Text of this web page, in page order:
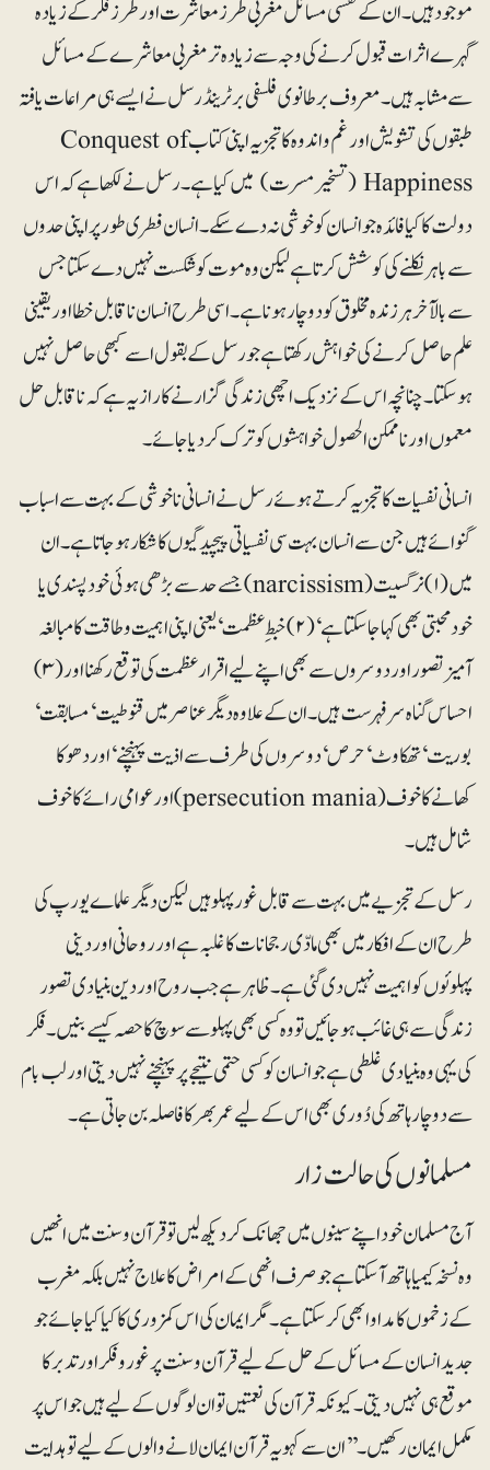
موجود ہیں۔ ان کے نفسی مسائل مغربی طرزمعاشرت اور طرزفکر کے زیادہ
گہرے اثرات قبول کرنے کی وجہ سے زیادہ تر مغربی معاشرے کے مسائل
سے مشابہ ہیں۔ معروف برطانوی فلسفی برٹرینڈرسل نے ایسے ہی مراعات یافتہ
طبقوں کی تشویش اور غم و اندوہ کا تجزیہ اپنی کتاب Conquest of
Happiness (تسخیر مسرت) میں کیا ہے۔ رسل نے لکھا ہے کہ اس
دولت کا کیا فائدہ جو انسان کو خوشی نہ دے سکے۔ انسان فطری طور پر اپنی حدوں
سے باہر نکلنے کی کوشش کرتاہے لیکن وہ موت کو شکست نہیں دے سکتا جس
سے بالآخر ہر زندہ مخلوق کو دوچار ہونا ہے۔ اسی طرح انسان ناقابل خطا اور یقینی
علم حاصل کرنے کی خواہش رکھتا ہے جو رسل کے بقول اسے کبھی حاصل نہیں
ہو سکتا۔ چنانچہ اس کے نزدیک اچھی زندگی گزارنے کا راز یہ ہے کہ ناقابل حل
معموں اور ناممکن الحصول خواہشوں کو ترک کر دیا جائے۔
انسانی نفسیات کا تجزیہ کرتے ہوئے رسل نے انسانی ناخوشی کے بہت سے اسباب
گنوائے ہیں جن سے انسان بہت سی نفسیاتی پیچیدگیوں کا شکار ہو جاتا ہے۔ ان
میں (۱) نرگسیت(narcissism) جسے حد سے بڑھی ہوئی خودپسندی یا
خود محبتی بھی کہا جاسکتا ہے‘ (۲) خبط ِ عظمت‘ یعنی اپنی اہمیت و طاقت کا مبالغہ
آمیز تصور اور دوسروں سے بھی اپنے لیے اقرار عظمت کی توقع رکھنا اور (۳)
احساس گناہ سرفہرست ہیں۔ ان کے علاوہ دیگر عناصر میں قنوطیت‘ مسابقت‘
بوریت‘ تھکاوٹ‘ حرص‘ دوسروں کی طرف سے اذیت پہنچنے‘ اور دھوکا
کھانے کا خوف (persecution mania)اور عوامی رائے کا خوف
شامل ہیں۔
رسل کے تجزیے میں بہت سے قابل غور پہلو ہیں لیکن دیگر علماے یورپ کی
طرح ان کے افکار میں بھی مادّی رجحانات کا غلبہ ہے اور روحانی اور دینی
پہلوئوں کو اہمیت نہیں دی گئی ہے۔ ظاہر ہے جب روح اور دین بنیادی تصور
زندگی سے ہی غائب ہو جائیں تو وہ کسی بھی پہلو سے سوچ کا حصہ کیسے بنیں۔ فکر
کی یہی وہ بنیادی غلطی ہے جو انسان کو کسی حتمی نتیجے پر پہنچنے نہیں دیتی اور لب بام
سے دو چار ہاتھ کی دُوری بھی اس کے لیے عمر بھر کا فاصلہ بن جاتی ہے۔
مسلمانوں کی حالت زار
آج مسلمان خود اپنے سینوں میں جھانک کر دیکھ لیں توقرآن و سنت میں انھیں
وہ نسخہ کیمیا ہاتھ آسکتا ہے جو صرف انھی کے امراض کا علاج نہیں بلکہ مغرب
کے زخموں کا مداوا بھی کر سکتا ہے۔ مگر ایمان کی اس کمزوری کا کیا کیا جائے جو
جدید انسان کے مسائل کے حل کے لیے قرآن و سنت پر غوروفکر اور تدبر کا
موقع ہی نہیں دیتی۔ کیونکہ قرآن کی نعمتیں تو ان لوگوں کے لیے ہیں جو اس پر
مکمل ایمان رکھیں۔’’ان سے کہو یہ قرآن ایمان لانے والوں کے لیے تو ہدایت